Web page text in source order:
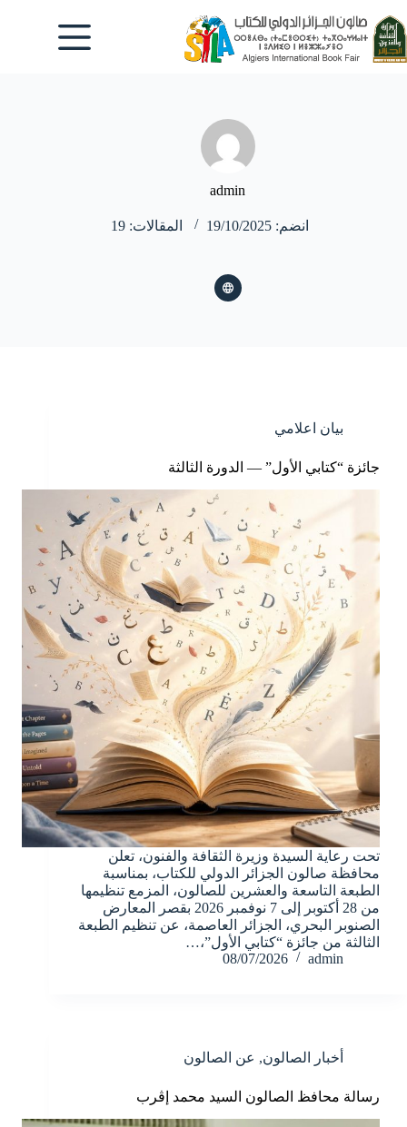
إلى
المحتوى
admin
انضم: 19/10/2025 المقالات: 19
بيان اعلامي
جائزة “كتابي الأول” — الدورة الثالثة
تحت رعاية السيدة وزيرة الثقافة والفنون، تعلن
محافظة صالون الجزائر الدولي للكتاب، بمناسبة
الطبعة التاسعة والعشرين للصالون، المزمع تنظيمها
من 28 أكتوبر إلى 7 نوفمبر 2026 بقصر المعارض
الصنوبر البحري، الجزائر العاصمة، عن تنظيم الطبعة
الثالثة من جائزة “كتابي الأول”،…
admin
08/07/2026
أخبار الصالون, عن الصالون
رسالة محافظ الصالون السيد محمد إڤرب